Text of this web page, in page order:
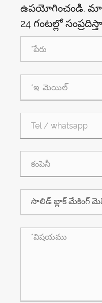
ఉపయోగించండి. మా
24 గంటల్లో